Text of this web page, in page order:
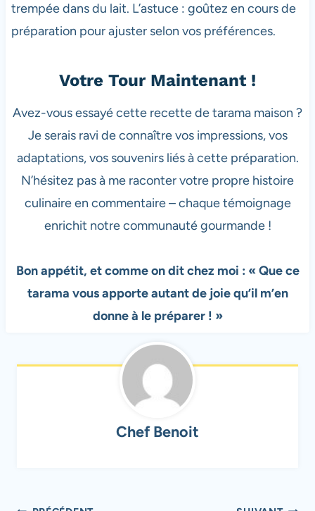
trempée dans du lait. L’astuce : goûtez en cours de
préparation pour ajuster selon vos préférences.
Votre Tour Maintenant !
Avez-vous essayé cette recette de tarama maison ?
Je serais ravi de connaître vos impressions, vos
adaptations, vos souvenirs liés à cette préparation.
N’hésitez pas à me raconter votre propre histoire
culinaire en commentaire – chaque témoignage
enrichit notre communauté gourmande !
Bon appétit, et comme on dit chez moi : « Que ce
tarama vous apporte autant de joie qu’il m’en
donne à le préparer ! »
Chef Benoit